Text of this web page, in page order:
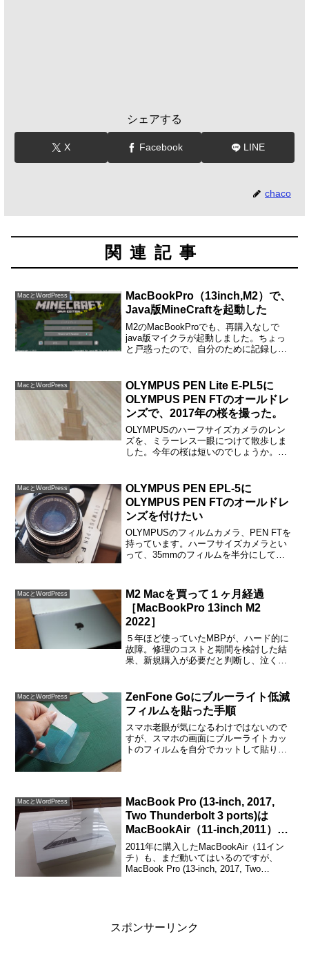
シェアする
X Facebook LINE
chaco
関連記事
MacとWordPress
MacBookPro（13inch,M2）で、
Java版MineCraftを起動した
M2のMacBookProでも、再購入なしで
java版マイクラが起動しました。ちょっ
と戸惑ったので、自分のために記録して
のマイクラをしていたのですが、最近...
MacとWordPress
OLYMPUS PEN Lite E-PL5に
OLYMPUS PEN FTのオールドレ
ンズで、2017年の桜を撮った。
OLYMPUSのハーフサイズカメラのレン
ズを、ミラーレス一眼につけて散歩しま
した。今年の桜は短いのでしょうか。今
ロフォーサーズ）レンズ：OLYMPUS...
MacとWordPress
OLYMPUS PEN EPL-5に
OLYMPUS PEN FTのオールドレ
ンズを付けたい
OLYMPUSのフィルムカメラ、PEN FTを
持っています。ハーフサイズカメラとい
って、35mmのフィルムを半分にして撮
て、飾ってあるのですが、いま使用して
いるデジタ...
MacとWordPress
M2 Macを買って１ヶ月経過
［MacBookPro 13inch M2
2022］
５年ほど使っていたMBPが、ハード的に
故障。修理のコストと期間を検討した結
果、新規購入が必要だと判断し、泣く泣
で、そのまま購入に。どの色も素敵でい
いなあと思いました...
MacとWordPress
ZenFone Goにブルーライト低減
フィルムを貼った手順
スマホ老眼が気になるわけではないので
すが、スマホの画面にブルーライトカッ
トのフィルムを自分でカットして貼りま
MacとWordPress
MacBook Pro (13-inch, 2017,
Two Thunderbolt 3 ports)は
MacBookAir（11-inch,2011）と
同じバッグに入る！
2011年に購入したMacBookAir（11イン
チ）も、まだ動いてはいるのですが、
MacBook Pro (13-inch, 2017, Two
スポンサーリンク